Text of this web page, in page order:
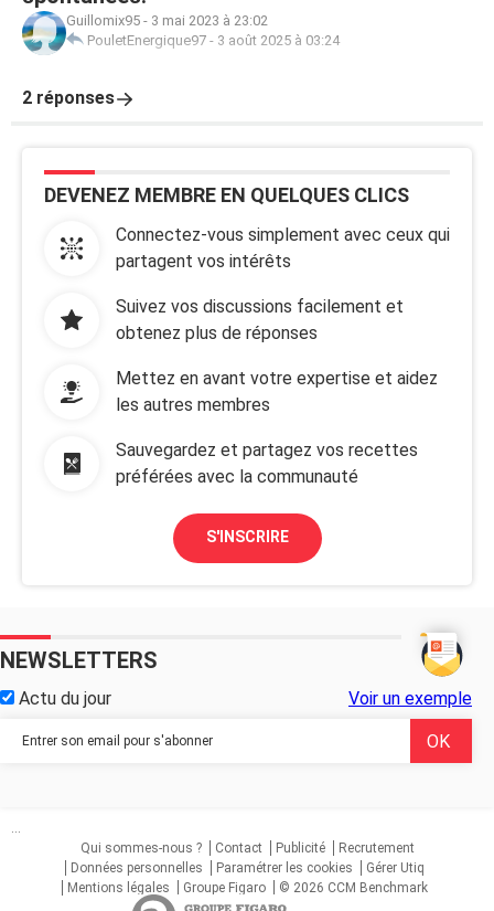
Guillomix95 - 3 mai 2023 à 23:02
PouletEnergique97 - 3 août 2025 à 03:24
2 réponses
DEVENEZ MEMBRE EN QUELQUES CLICS
Connectez-vous simplement avec ceux qui
partagent vos intérêts
Suivez vos discussions facilement et
obtenez plus de réponses
Mettez en avant votre expertise et aidez
les autres membres
Sauvegardez et partagez vos recettes
préférées avec la communauté
S'INSCRIRE
NEWSLETTERS
Actu du jour Voir un exemple
...
Qui sommes-nous ?
Contact Publicité
Recrutement
Données personnelles
Paramétrer les cookies
Gérer Utiq
Mentions légales
Groupe Figaro © 2026 CCM Benchmark